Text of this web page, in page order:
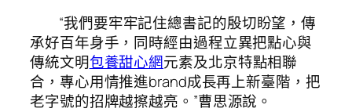
“我們要牢牢記住總書記的殷切盼望，傳
承好百年身手，同時經由過程立異把點心與
傳統文明包養甜心網元素及北京特點相聯
合，專心用情推進brand成長再上新臺階，把
老字號的招牌越擦越亮。”曹思源說。